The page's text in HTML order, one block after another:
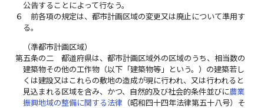
公告することによって行なう。
６
前各項の規定は、都市計画区域の変更又は廃止について準用す
る。
（準都市計画区域）
第五条の二
都道府県は、都市計画区域外の区域のうち、相当数の
建築物その他の工作物（以下「建築物等」という。）の建築若し
くは建設又はこれらの敷地の造成が現に行われ、又は行われると
見込まれる区域を含み、かつ、自然的及び社会的条件並びに農業
振興地域の整備に関する法律 （昭和四十四年法律第五十八号）そ